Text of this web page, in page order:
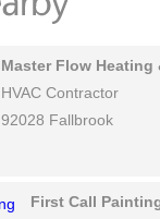
Master Flow
HVAC Contractor
92028 Fallbrook
First Call